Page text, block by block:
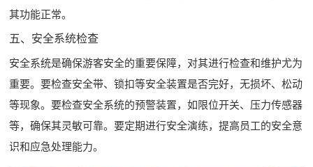
其功能正常。
五、安全系统检查
安全系统是确保游客安全的重要保障，对其进行检查和维护尤为
重要。要检查安全带、锁扣等安全装置是否完好，无损坏、松动
等现象。要检查安全系统的预警装置，如限位开关、压力传感器
等，确保其灵敏可靠。要定期进行安全演练，提高员工的安全意
识和应急处理能力。